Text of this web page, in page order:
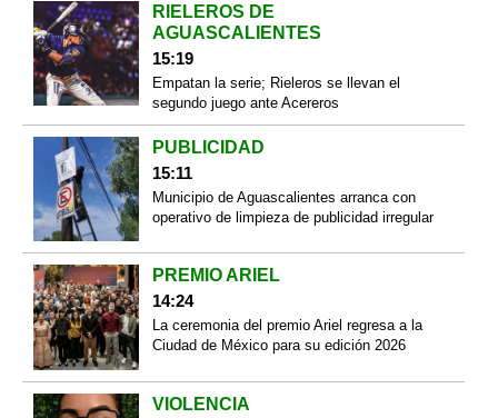
RIELEROS DE
AGUASCALIENTES
15:19
Empatan la serie; Rieleros se llevan el
segundo juego ante Acereros
PUBLICIDAD
15:11
Municipio de Aguascalientes arranca con
operativo de limpieza de publicidad irregular
PREMIO ARIEL
14:24
La ceremonia del premio Ariel regresa a la
Ciudad de México para su edición 2026
VIOLENCIA